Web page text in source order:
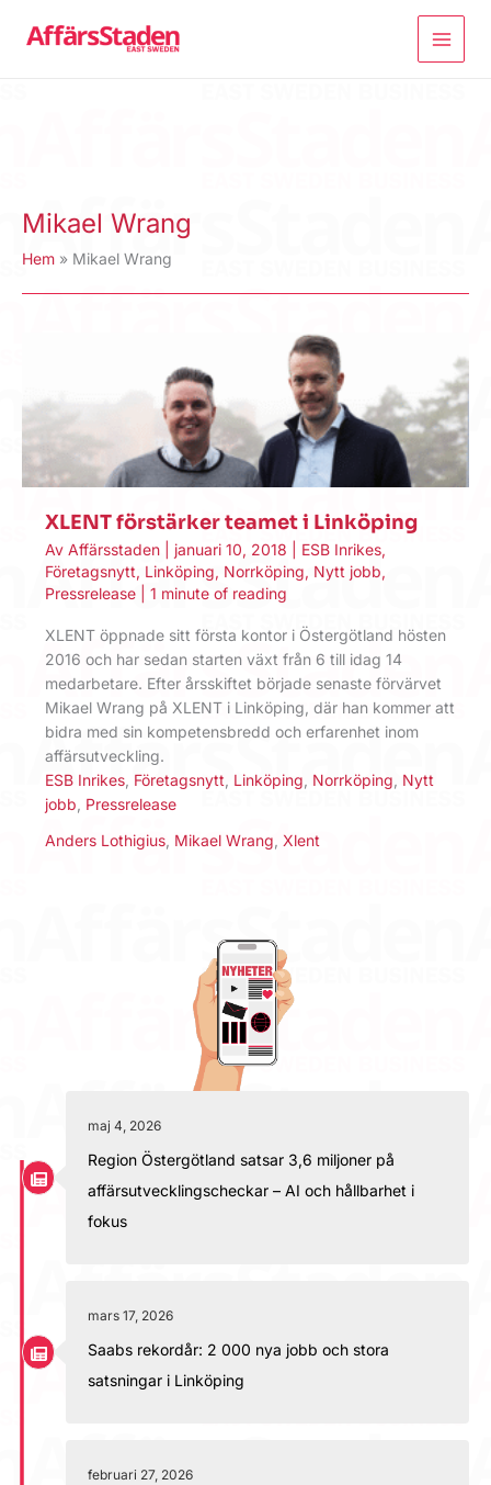
Mikael Wrang
Hem Mikael Wrang
XLENT förstärker teamet i Linköping
Av Affärsstaden januari 10, 2018 ESB Inrikes,
Företagsnytt, Linköping, Norrköping, Nytt jobb,
Pressrelease
1 minute of reading
XLENT öppnade sitt första kontor i Östergötland hösten
2016 och har sedan starten växt från 6 till idag 14
medarbetare. Efter årsskiftet började senaste förvärvet
Mikael Wrang på XLENT i Linköping, där han kommer att
bidra med sin kompetensbredd och erfarenhet inom
affärsutveckling.
ESB Inrikes Företagsnytt Linköping Norrköping Nytt
jobb Pressrelease
Anders Lothigius Mikael Wrang Xlent
maj 4, 2026
Region Östergötland satsar 3,6 miljoner på
affärsutvecklingscheckar – AI och hållbarhet i
fokus
mars 17, 2026
Saabs rekordår: 2 000 nya jobb och stora
satsningar i Linköping
februari 27, 2026